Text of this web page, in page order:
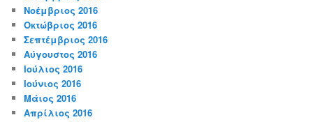
Νοέμβριος 2016
Οκτώβριος 2016
Σεπτέμβριος 2016
Αύγουστος 2016
Ιούλιος 2016
Ιούνιος 2016
Μάιος 2016
Απρίλιος 2016